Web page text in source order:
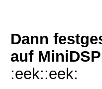
Dann
auf
:eek::eek: